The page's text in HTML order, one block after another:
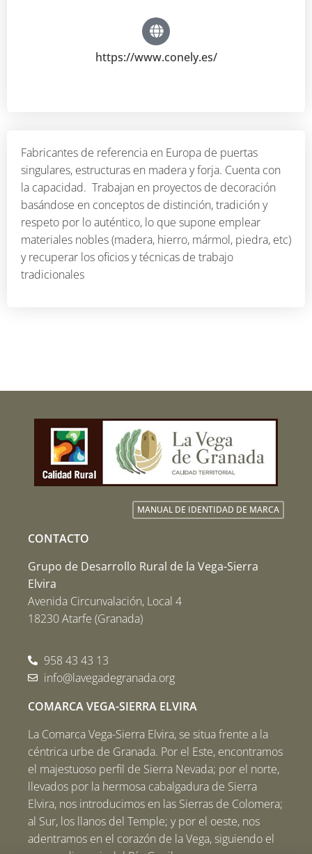
https://www.conely.es/
Fabricantes de referencia en Europa de puertas
singulares, estructuras en madera y forja. Cuenta con
la capacidad. Trabajan en proyectos de decoración
basándose en conceptos de distinción, tradición y
respeto por lo auténtico, lo que supone emplear
materiales nobles (madera, hierro, mármol, piedra, etc)
y recuperar los oficios y técnicas de trabajo
tradicionales
MANUAL DE IDENTIDAD DE MARCA
CONTACTO
Grupo de Desarrollo Rural de la Vega-Sierra
Elvira
Avenida Circunvalación, Local 4
18230 Atarfe (Granada)
958 43 43 13
info@lavegadegranada.org
COMARCA VEGA-SIERRA ELVIRA
La Comarca Vega-Sierra Elvira, se situa frente a la
céntrica urbe de Granada. Por el Este, encontramos
el majestuoso perfil de Sierra Nevada; por el norte,
llevados por la hermosa cabalgadura de Sierra
Elvira, nos introducimos en las Sierras de Colomera;
al Sur, los llanos del Temple; y por el oeste, nos
adentramos en el corazón de la Vega, siguiendo el